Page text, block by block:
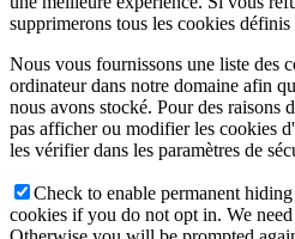
supprimerons tous les cookies
Nous vous fournissons une liste des
ordinateur dans notre domaine afin
nous avons stocké. Pour des raisons
pas afficher ou modifier les cookies
les vérifier dans les paramètres de
Check to enable permanent
cookies if you do not opt in. We